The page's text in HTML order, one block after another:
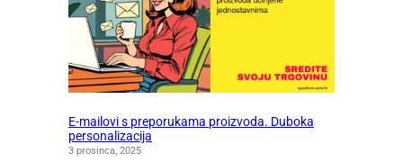
E-mailovi s preporukama proizvoda. Duboka
personalizacija
3 prosinca, 2025